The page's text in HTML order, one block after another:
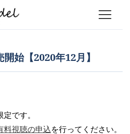
始【2020年12月】
です。
料視聴の申込を行ってください。